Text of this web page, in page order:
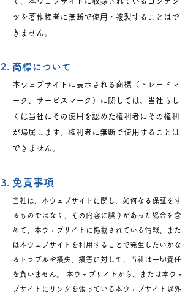
ツを著作権者に無断で使用・複製することはで
きません。
商標について
本ウェブサイトに表示される商標（トレードマ
ーク、サービスマーク）に関しては、当社もし
くは当社にその使用を認めた権利者にその権利
が帰属します。権利者に無断で使用することは
できません。
免責事項
当社は、本ウェブサイトに関し、如何なる保証をす
るものではなく、その内容に誤りがあった場合を含
めて、本ウェブサイトに掲載されている情報、また
は本ウェブサイトを利用することで発生したいかな
るトラブルや損失、損害に対して、当社は一切責任
を負いません。 本ウェブサイトから、または本ウェ
ブサイトにリンクを張っている本ウェブサイト以外